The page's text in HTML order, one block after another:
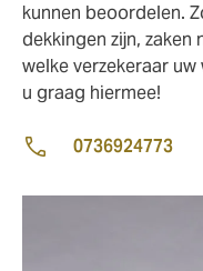
kunnen beoordelen.
dekkingen zijn, zaken
welke verzekeraar
u graag hiermee!
0736924773